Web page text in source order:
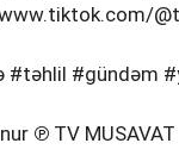
#gündəm
℗ TV MUSAVAT